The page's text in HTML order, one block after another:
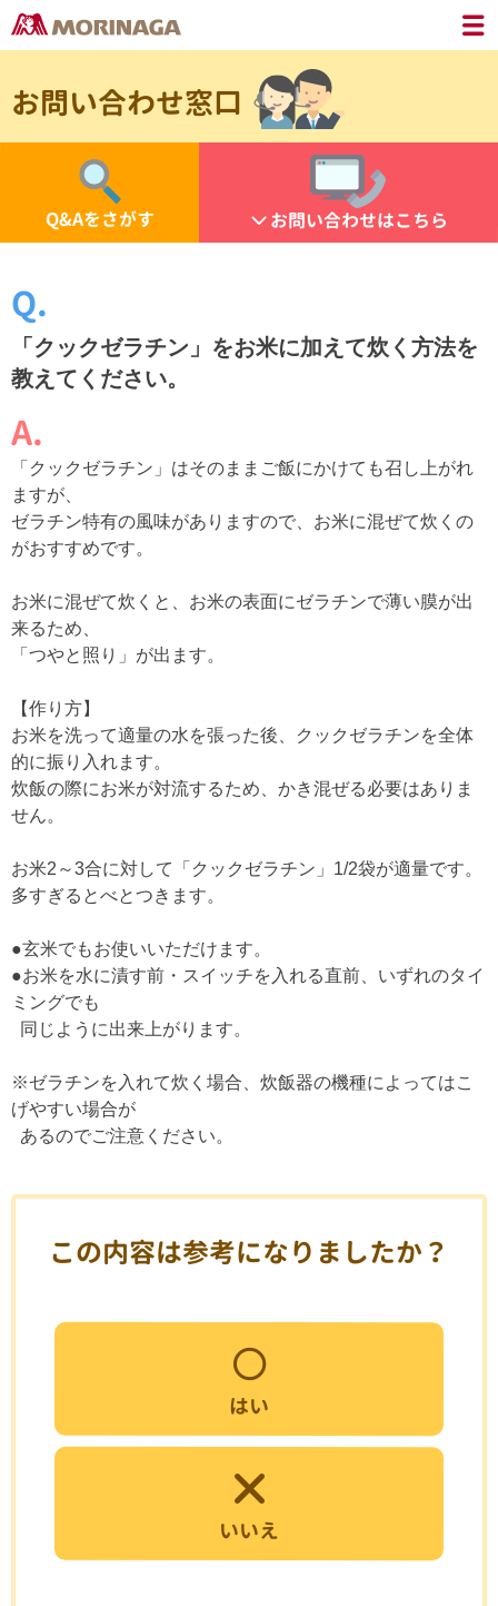
お問い合わせ窓口
Q&Aをさがす お問い合わせはこちら
「クックゼラチン」をお米に加えて炊く方法を
教えてください。
「クックゼラチン」はそのままご飯にかけても召し上がれ
ますが、
ゼラチン特有の風味がありますので、お米に混ぜて炊くの
がおすすめです。
お米に混ぜて炊くと、お米の表面にゼラチンで薄い膜が出
来るため、
「つやと照り」が出ます。
【作り方】
お米を洗って適量の水を張った後、クックゼラチンを全体
的に振り入れます。
炊飯の際にお米が対流するため、かき混ぜる必要はありま
せん。
お米2～3合に対して「クックゼラチン」1/2袋が適量です。
多すぎるとべとつきます。
●玄米でもお使いいただけます。
●お米を水に漬す前・スイッチを入れる直前、いずれのタイ
ミングでも
同じように出来上がります。
※ゼラチンを入れて炊く場合、炊飯器の機種によってはこ
げやすい場合が
あるのでご注意ください。
この内容は参考になりましたか？
はい
いいえ